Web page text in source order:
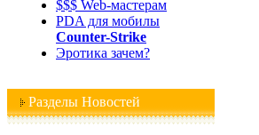
$$$ Web-мастерам
PDA для мобилы
Counter-Strike
Эротика зачем?
Разделы Новостей